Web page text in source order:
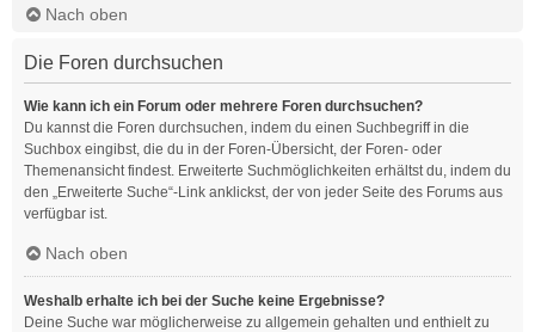
Nach oben
Die Foren durchsuchen
Wie kann ich ein Forum oder mehrere Foren durchsuchen?
Du kannst die Foren durchsuchen, indem du einen Suchbegriff in die
Suchbox eingibst, die du in der Foren-Übersicht, der Foren- oder
Themenansicht findest. Erweiterte Suchmöglichkeiten erhältst du, indem du
den „Erweiterte Suche“-Link anklickst, der von jeder Seite des Forums aus
verfügbar ist.
Nach oben
Weshalb erhalte ich bei der Suche keine Ergebnisse?
Deine Suche war möglicherweise zu allgemein gehalten und enthielt zu